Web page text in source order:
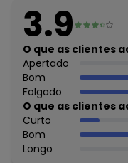
Comprimento da
Comprimento:
Material: Crepe Plano
Estação: Ano Inteiro
Situação de Uso: Festa
Composição Material:
Histórico de preços
O preço
algum dia do mês,
3.9
O que as clientes
Apertado
Bom
Folgado
O que as clientes
Curto
Bom
Longo